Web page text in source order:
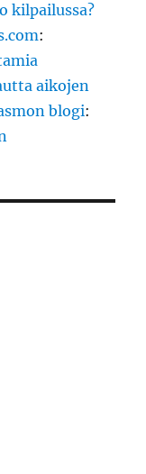
kilpailussa?
:
aikojen
blogi: